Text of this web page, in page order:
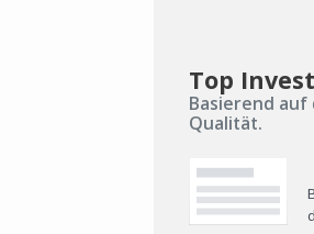
Top
Basierend
Qualität.